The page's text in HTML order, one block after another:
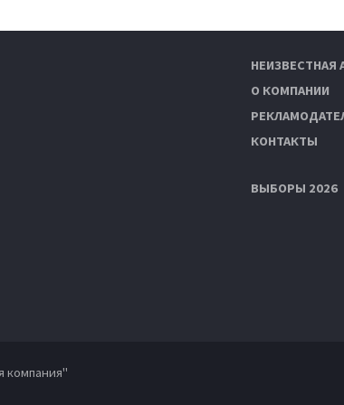
НЕИЗВЕСТНАЯ
О КОМПАНИИ
КОНТАКТЫ
ВЫБОРЫ 2026
компания"